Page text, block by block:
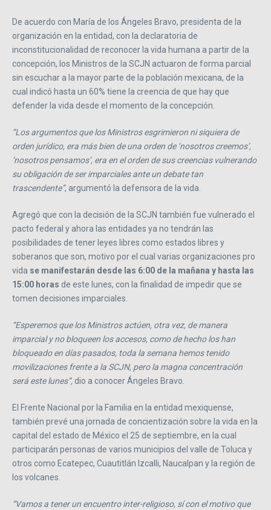
De acuerdo con María de los Ángeles Bravo, presidenta de la
organización en la entidad, con la declaratoria de
inconstitucionalidad de reconocer la vida humana a partir de la
concepción, los Ministros de la SCJN actuaron de forma parcial
sin escuchar a la mayor parte de la población mexicana, de la
cual indicó hasta un 60% tiene la creencia de que hay que
defender la vida desde el momento de la concepción.
“Los argumentos que los Ministros esgrimieron ni siquiera de
orden jurídico, era más bien de una orden de ‘nosotros creemos’,
‘nosotros pensamos’, era en el orden de sus creencias vulnerando
su obligación de ser imparciales ante un debate tan
trascendente”, argumentó la defensora de la vida.
Agregó que con la decisión de la SCJN también fue vulnerado el
pacto federal y ahora las entidades ya no tendrán las
posibilidades de tener leyes libres como estados libres y
soberanos que son, motivo por el cual varias organizaciones pro
vida se manifestarán desde las 6:00 de la mañana y hasta las
15:00 horas de este lunes, con la finalidad de impedir que se
tomen decisiones imparciales.
“Esperemos que los Ministros actúen, otra vez, de manera
imparcial y no bloqueen los accesos, como de hecho los han
bloqueado en días pasados, toda la semana hemos tenido
movilizaciones frente a la SCJN, pero la magna concentración
será este lunes”, dio a conocer Ángeles Bravo.
El Frente Nacional por la Familia en la entidad mexiquense,
también prevé una jornada de concientización sobre la vida en la
capital del estado de México el 25 de septiembre, en la cual
participarán personas de varios municipios del valle de Toluca y
otros como Ecatepec, Cuautitlán Izcalli, Naucalpan y la región de
los volcanes.
“Vamos a tener un encuentro inter-religioso, sí con el motivo que